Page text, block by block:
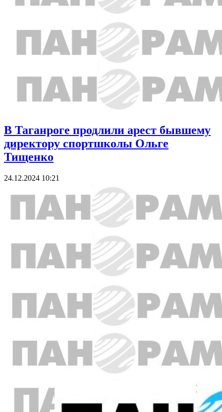
В Таганроге продлили арест бывшему
директору спортшколы Ольге
Тищенко
24.12.2024 10:21